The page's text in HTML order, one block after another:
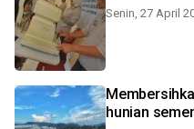
Senin, 27 April
hunian